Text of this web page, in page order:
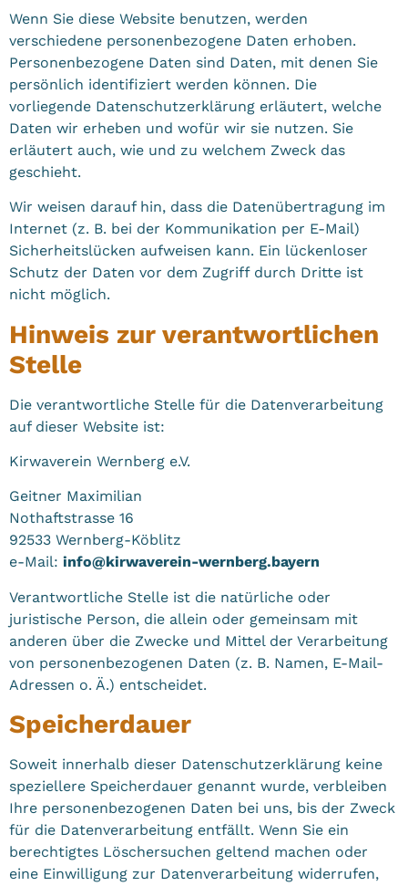
Wenn Sie diese Website benutzen, werden
verschiedene personenbezogene Daten erhoben.
Personenbezogene Daten sind Daten, mit denen Sie
persönlich identifiziert werden können. Die
vorliegende Datenschutzerklärung erläutert, welche
Daten wir erheben und wofür wir sie nutzen. Sie
erläutert auch, wie und zu welchem Zweck das
geschieht.
Wir weisen darauf hin, dass die Datenübertragung im
Internet (z. B. bei der Kommunikation per E-Mail)
Sicherheitslücken aufweisen kann. Ein lückenloser
Schutz der Daten vor dem Zugriff durch Dritte ist
nicht möglich.
Hinweis zur verantwortlichen
Stelle
Die verantwortliche Stelle für die Datenverarbeitung
auf dieser Website ist:
Kirwaverein Wernberg e.V.
Geitner Maximilian
Nothaftstrasse 16
92533 Wernberg-Köblitz
e-Mail: info@kirwaverein-wernberg.bayern
Verantwortliche Stelle ist die natürliche oder
juristische Person, die allein oder gemeinsam mit
anderen über die Zwecke und Mittel der Verarbeitung
von personenbezogenen Daten (z. B. Namen, E-Mail-
Adressen o. Ä.) entscheidet.
Speicherdauer
Soweit innerhalb dieser Datenschutzerklärung keine
speziellere Speicherdauer genannt wurde, verbleiben
Ihre personenbezogenen Daten bei uns, bis der Zweck
für die Datenverarbeitung entfällt. Wenn Sie ein
berechtigtes Löschersuchen geltend machen oder
eine Einwilligung zur Datenverarbeitung widerrufen,